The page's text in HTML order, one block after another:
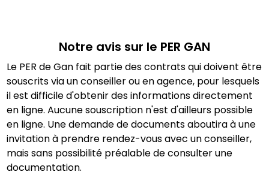
Notre avis sur le PER GAN
Le PER de Gan fait partie des contrats qui doivent être
souscrits via un conseiller ou en agence, pour lesquels
il est difficile d'obtenir des informations directement
en ligne. Aucune souscription n'est d'ailleurs possible
en ligne. Une demande de documents aboutira à une
invitation à prendre rendez-vous avec un conseiller,
mais sans possibilité préalable de consulter une
documentation.